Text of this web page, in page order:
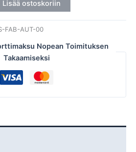
Lisää ostoskoriin
FAB-AUT-00
Nopean Toimituksen
Takaamiseksi